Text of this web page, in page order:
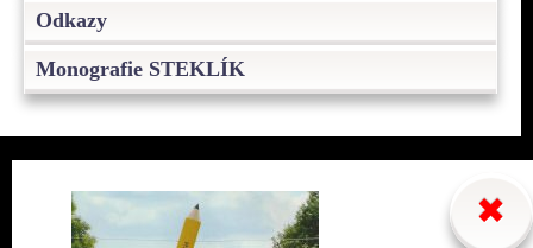
Odkazy
Monografie STEKLÍK